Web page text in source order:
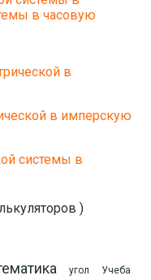
в часовую
в
в имперскую
системы в
)
угол Учеба